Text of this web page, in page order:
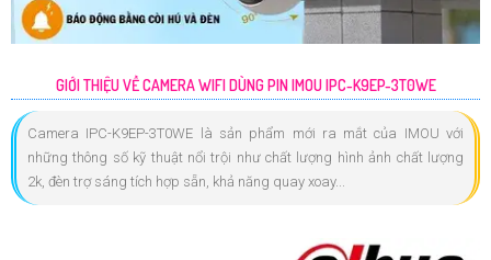
GIỚI THIỆU VỀ CAMERA WIFI DÙNG PIN IMOU IPC-K9EP-3T0WE
Camera IPC-K9EP-3T0WE là sản phẩm mới ra mắt của IMOU với
những thông số kỹ thuật nổi trội như chất lượng hình ảnh chất lượng
2k, đèn trợ sáng tích hợp sẵn, khả năng quay xoay...